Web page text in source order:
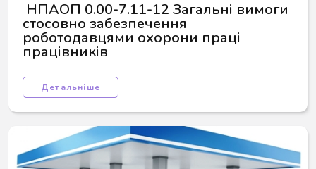
стосовно забезпечення
роботодавцями охорони праці
працівників
Детальніше